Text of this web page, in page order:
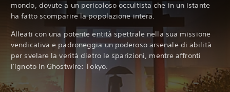
mondo, dovute a un pericoloso occultista che in un istante
ha fatto scomparire la popolazione intera.
Alleati con una potente entità spettrale nella sua missione
vendicativa e padroneggia un poderoso arsenale di abilità
per svelare la verità dietro le sparizioni, mentre affronti
l'ignoto in Ghostwire: Tokyo.